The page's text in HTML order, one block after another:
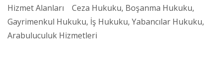
Hizmet Alanları Ceza Hukuku, Boşanma Hukuku,
Gayrimenkul Hukuku, İş Hukuku, Yabancılar Hukuku,
Arabuluculuk Hizmetleri